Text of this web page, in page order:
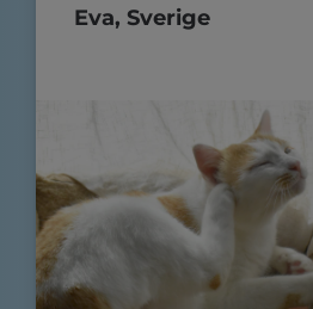
Eva, Sverige